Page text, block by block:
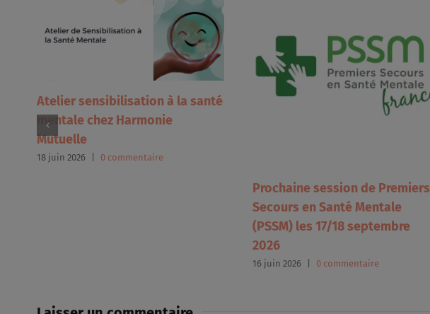
Atelier sensibilisation à la santé
mentale chez Harmonie
Mutuelle
18 juin 2026 0 commentaire
Prochaine session de Premiers
Secours en Santé Mentale
(PSSM) les 17/18 septembre
2026
16 juin 2026 0 commentaire